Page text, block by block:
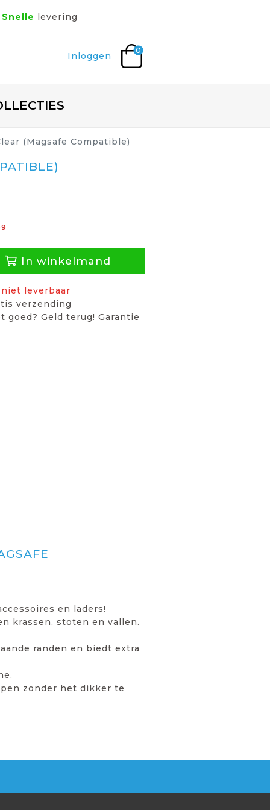
Snelle levering
Inloggen
0
(Magsafe Compatible)
In winkelmand
niet leverbaar
verzending
goed? Geld terug! Garantie
en laders!
krassen, stoten en vallen.
randen en biedt extra
zonder het dikker te